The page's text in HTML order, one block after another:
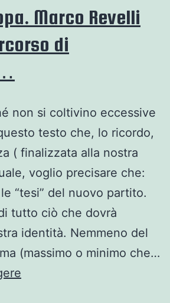
Marco Revelli
di
non si coltivino eccessive
testo che, lo ricordo,
( finalizzata alla nostra
voglio precisare che:
“tesi” del nuovo partito.
tutto ciò che dovrà
identità. Nemmeno del
(massimo o minimo che…